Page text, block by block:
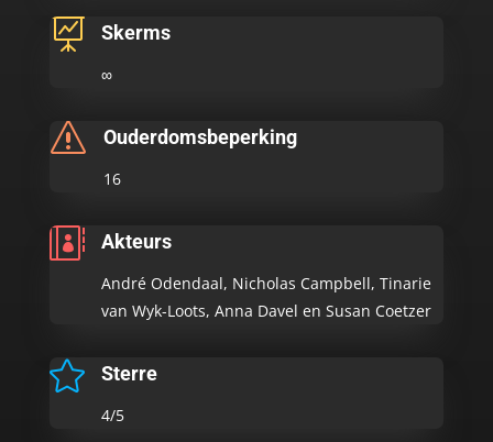
 Skerms
∞
s Ouderdomsbeperking
16
 Akteurs
André Odendaal, Nicholas Campbell, Tinarie
van Wyk-Loots, Anna Davel en Susan Coetzer
 Sterre
4/5